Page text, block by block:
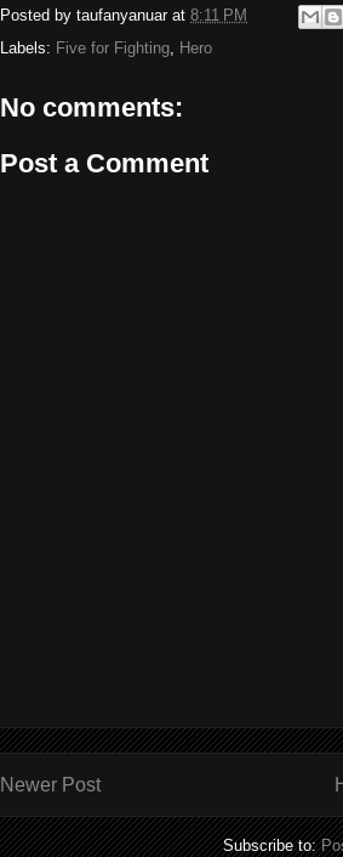
Posted by taufanyanuar at 8:11 PM
Labels: Five for Fighting, Hero
No comments:
Post a Comment
Newer Post
Subscribe to: